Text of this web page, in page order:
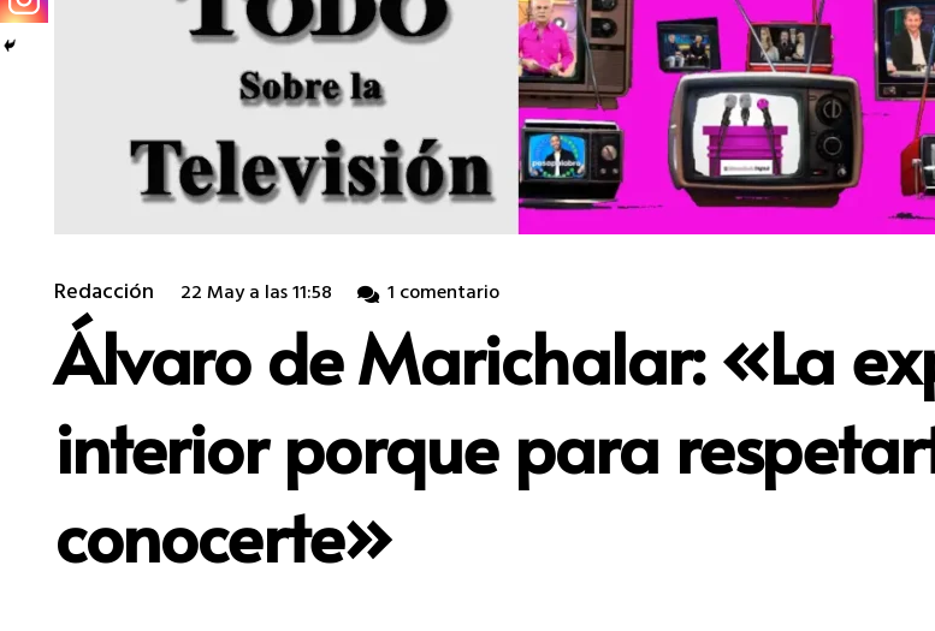
Redacción 22 May a las 11:58 1comentario
Álvaro de Marichalar: «La
interior porque para
conocerte»